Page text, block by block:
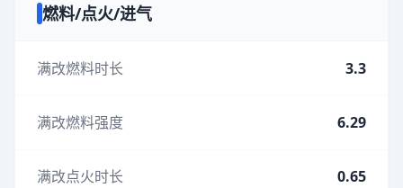
燃料/点火/进气
满改燃料时长 3.3
满改燃料强度 6.29
满改点火时长 0.65